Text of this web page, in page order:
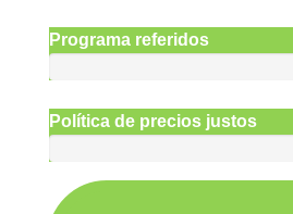
Programa referidos
Política de precios justos